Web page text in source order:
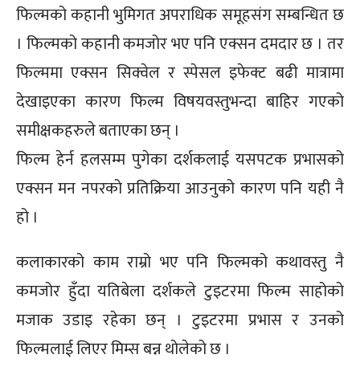
फिल्मको कहानी भुमिगत अपराधिक समूहसंग सम्बन्धित छ
। फिल्मको कहानी कमजोर भए पनि एक्सन दमदार छ । तर
फिल्ममा एक्सन सिक्वेल र स्पेसल इफेक्ट बढी मात्रामा
देखाइएका कारण फिल्म विषयवस्तुभन्दा बाहिर गएको
समीक्षकहरुले बताएका छन् ।
फिल्म हेर्न हलसम्म पुगेका दर्शकलाई यसपटक प्रभासको
एक्सन मन नपरको प्रतिक्रिया आउनुको कारण पनि यही नै
हो ।
कलाकारको काम राम्रो भए पनि फिल्मको कथावस्तु नै
कमजोर हुँदा यतिबेला दर्शकले टुइटरमा फिल्म साहोको
मजाक उडाइ रहेका छन् । टुइटरमा प्रभास र उनको
फिल्मलाई लिएर मिम्स बन्न थोलेको छ ।